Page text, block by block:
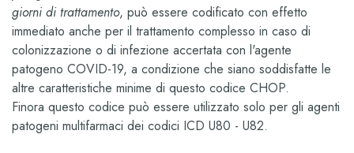
giorni di trattamento, può essere codificato con effetto
immediato anche per il trattamento complesso in caso di
colonizzazione o di infezione accertata con l'agente
patogeno COVID-19, a condizione che siano soddisfatte le
altre caratteristiche minime di questo codice CHOP.
Finora questo codice può essere utilizzato solo per gli agenti
patogeni multifarmaci dei codici ICD U80 - U82.